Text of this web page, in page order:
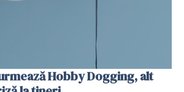
Hobby Dogging, alt